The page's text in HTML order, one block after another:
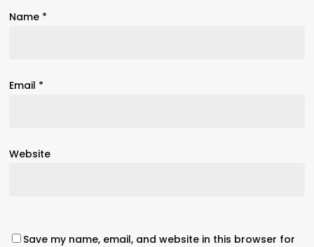
Name *
Email *
Website
Save my name, email, and website in this browser for